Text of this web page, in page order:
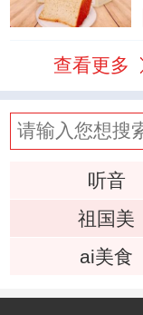
查看更多
听音
祖国美
ai美食